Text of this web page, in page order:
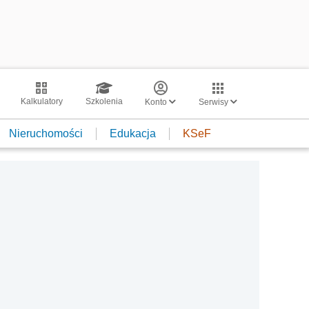
Kalkulatory Szkolenia Konto Serwisy
Nieruchomości Edukacja KSeF